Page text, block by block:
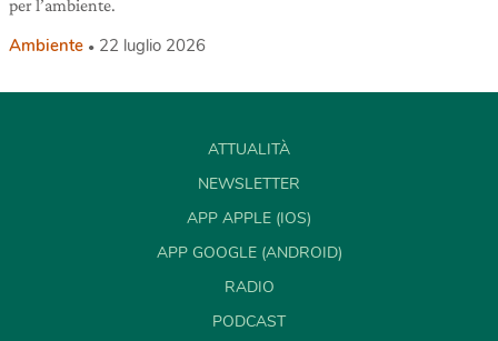
per l’ambiente.
Ambiente 22 luglio 2026
ATTUALITÀ
NEWSLETTER
APP APPLE (IOS)
APP GOOGLE (ANDROID)
RADIO
PODCAST